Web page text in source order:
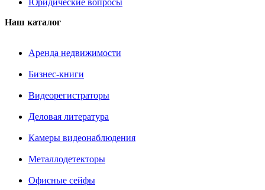
Юридические вопросы
Наш каталог
Аренда недвижимости
Бизнес-книги
Видеорегистраторы
Деловая литература
Камеры видеонаблюдения
Металлодетекторы
Офисные сейфы